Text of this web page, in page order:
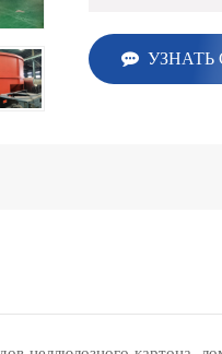
УЗНАТЬ